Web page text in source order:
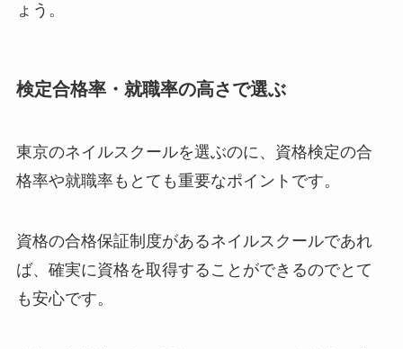
ょう。
検定合格率・就職率の高さで選ぶ
東京のネイルスクールを選ぶのに、資格検定の合
格率や就職率もとても重要なポイントです。
資格の合格保証制度があるネイルスクールであれ
ば、確実に資格を取得することができるのでとて
も安心です。